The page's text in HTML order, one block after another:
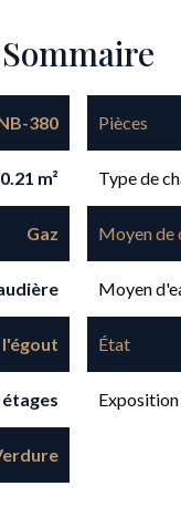
Sommaire
380 Pièces
m² Type de
Gaz Moyen de
Moyen
l'égout État
Exposition